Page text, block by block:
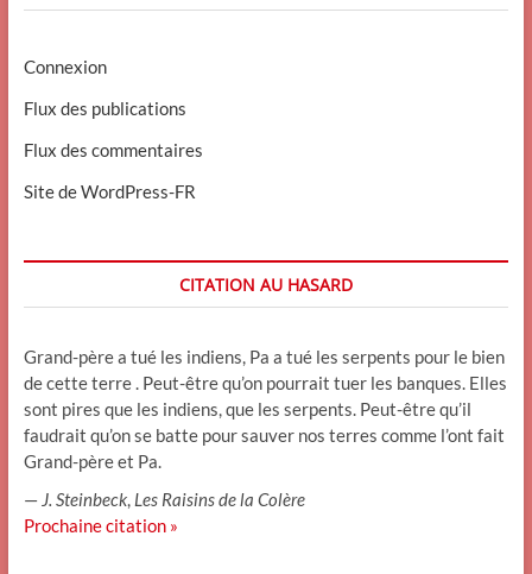
Connexion
Flux des publications
Flux des commentaires
Site de WordPress-FR
CITATION AU HASARD
Grand-père a tué les indiens, Pa a tué les serpents pour le bien
de cette terre . Peut-être qu’on pourrait tuer les banques. Elles
sont pires que les indiens, que les serpents. Peut-être qu’il
faudrait qu’on se batte pour sauver nos terres comme l’ont fait
Grand-père et Pa.
— J. Steinbeck, Les Raisins de la Colère
Prochaine citation »